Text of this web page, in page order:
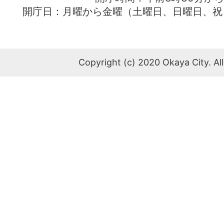
開庁日：月曜から金曜（土曜日、日曜日、
Copyright (c) 2020 Okaya City.